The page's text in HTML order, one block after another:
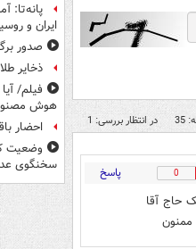
در انتظار بررسی: 1
0 پاسخ
حاج آقا
ممنون
پانه‌تا:
ایران و
صدور برگه جلب
ذخایر
فیلم/
هوش
احضار
وضعیت
سخنگوی